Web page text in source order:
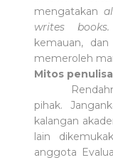
mengatakan
writes
kemauan,
memeroleh
Mitos
pihak.
kalangan
lain
anggota